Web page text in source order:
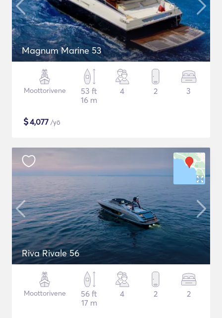
Magnum Marine 53
Moottorivene
53 ft
16 m
4 2 3
$4,077 /yö
Riva Rivale 56
Moottorivene
56 ft
17 m
4 2 2